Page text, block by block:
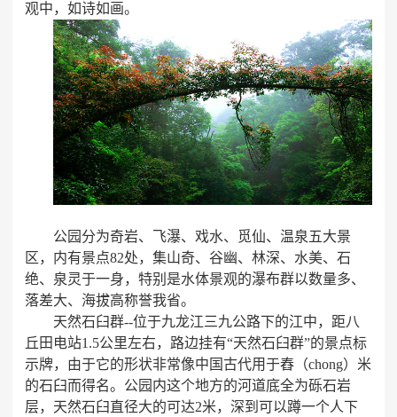
观中，如诗如画。
公园分为奇岩、飞瀑、戏水、觅仙、温泉五大景
区，内有景点82处，集山奇、谷幽、林深、水美、石
绝、泉灵于一身，特别是水体景观的瀑布群以数量多、
落差大、海拔高称誉我省。
天然石臼群--位于九龙江三九公路下的江中，距八
丘田电站1.5公里左右，路边挂有“天然石臼群”的景点标
示牌，由于它的形状非常像中国古代用于舂（chong）米
的石臼而得名。公园内这个地方的河道底全为砾石岩
层，天然石臼直径大的可达2米，深到可以蹲一个人下